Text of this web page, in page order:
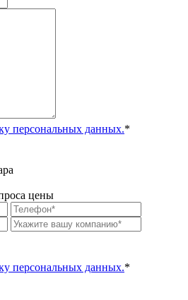
персональных данных.*
цены
персональных данных.*